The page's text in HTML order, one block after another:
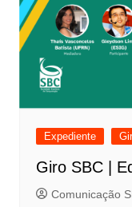
Expediente
Giro SBC |
Comunicação